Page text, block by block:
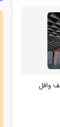
وافل